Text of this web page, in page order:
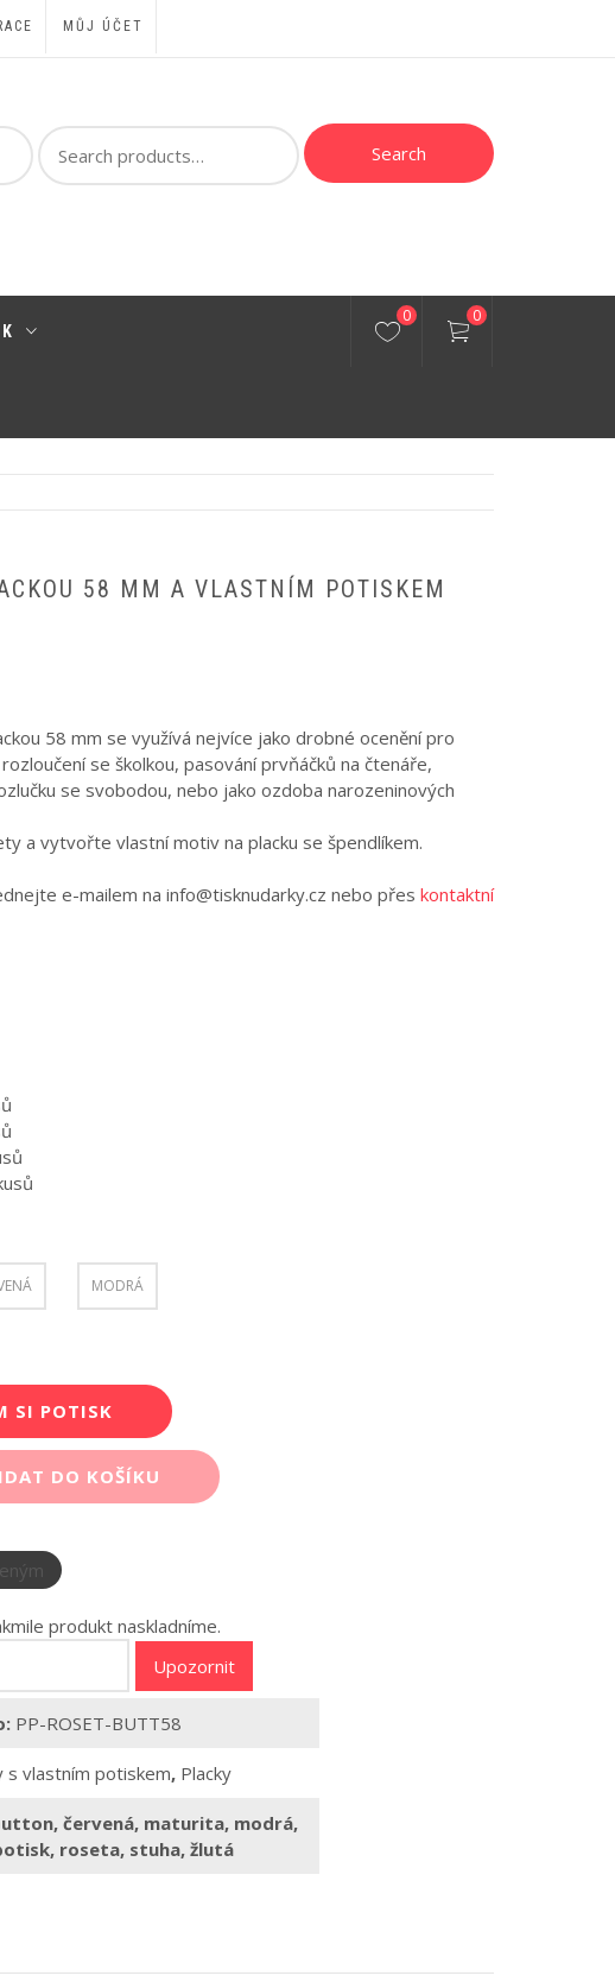
MŮJ ÚČET
Search
for:
Search
0 0
58 MM A VLASTNÍM POTISKEM
58 mm se využívá nejvíce jako drobné ocenění pro
se školkou, pasování prvňáčků na čtenáře,
se svobodou, nebo jako ozdoba narozeninových
a vytvořte vlastní motiv na placku se špendlíkem.
e-mailem na info@tisknudarky.cz nebo přes kontaktní
MODRÁ
SI POTISK
DO KOŠÍKU
produkt naskladníme.
Upozornit
PP-ROSET-BUTT58
s vlastním potiskem, Placky
, červená, maturita, modrá,
, roseta, stuha, žlutá